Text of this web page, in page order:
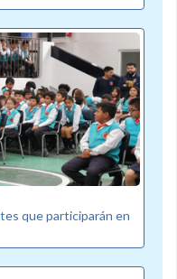
que participarán en